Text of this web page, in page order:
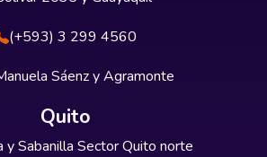
(+593) 3 299 4560
Sáenz y Agramonte
Quito
y Sabanilla Sector Quito norte